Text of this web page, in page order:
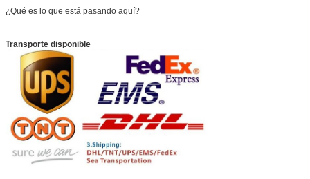
¿Qué es lo que está pasando aquí?
Transporte disponible